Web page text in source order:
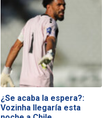
¿Se acaba la espera?:
Vozinha llegaría esta